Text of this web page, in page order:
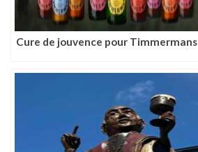
Cure de jouvence pour Timmermans